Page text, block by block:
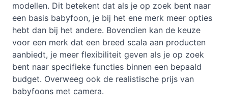
modellen. Dit betekent dat als je op zoek bent naar
een basis babyfoon, je bij het ene merk meer opties
hebt dan bij het andere. Bovendien kan de keuze
voor een merk dat een breed scala aan producten
aanbiedt, je meer flexibiliteit geven als je op zoek
bent naar specifieke functies binnen een bepaald
budget. Overweeg ook de realistische prijs van
babyfoons met camera.